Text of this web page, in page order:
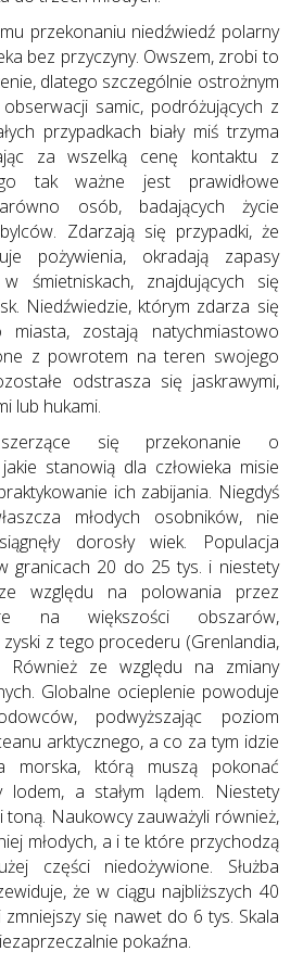
przekonaniu niedźwiedź polarny
bez przyczyny. Owszem, zrobi to
dlatego szczególnie ostrożnym
samic, podróżujących z
przypadkach biały miś trzyma
za wszelką cenę kontaktu z
tak ważne jest prawidłowe
osób, badających życie
Zdarzają się przypadki, że
pożywienia, okradają zapasy
śmietniskach, znajdujących się
Niedźwiedzie, którym zdarza się
zostają natychmiastowo
z powrotem na teren swojego
odstrasza się jaskrawymi,
lub hukami.
się przekonanie o
stanowią dla człowieka misie
ich zabijania. Niegdyś
młodych osobników, nie
dorosły wiek. Populacja
granicach 20 do 25 tys. i niestety
względu na polowania przez
na większości obszarów,
z tego procederu (Grenlandia,
Również ze względu na zmiany
Globalne ocieplenie powoduje
podwyższając poziom
arktycznego, a co za tym idzie
morska, którą muszą pokonać
lodem, a stałym lądem. Niestety
toną. Naukowcy zauważyli również,
młodych, a i te które przychodzą
części niedożywione. Służba
że w ciągu najbliższych 40
się nawet do 6 tys. Skala
pokaźna.